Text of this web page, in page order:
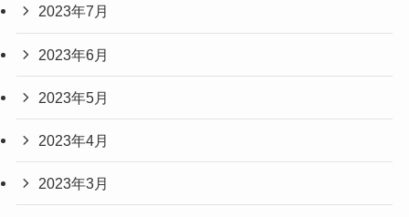
2023年7月
2023年6月
2023年5月
2023年4月
2023年3月